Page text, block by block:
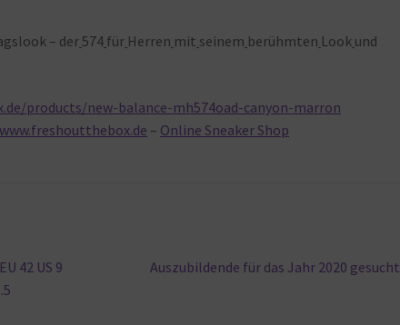
– der574 für Herren mit seinem berühmten Look und
products/new-balance-mh574oad-canyon-marron
– Online Sneaker Shop
42 US 9
Nächster
Auszubildende für das Jahr 2020 gesucht